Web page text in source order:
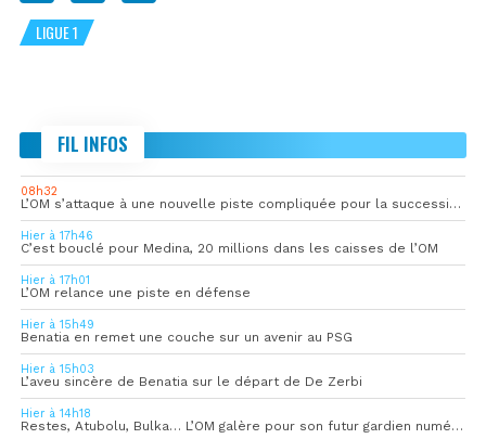
LIGUE 1
FIL INFOS
08h32
L’OM s’attaque à une nouvelle piste compliquée pour la succession de Rulli
Hier à 17h46
C’est bouclé pour Medina, 20 millions dans les caisses de l’OM
Hier à 17h01
L’OM relance une piste en défense
Hier à 15h49
Benatia en remet une couche sur un avenir au PSG
Hier à 15h03
L’aveu sincère de Benatia sur le départ de De Zerbi
Hier à 14h18
Restes, Atubolu, Bulka… L’OM galère pour son futur gardien numéro 1